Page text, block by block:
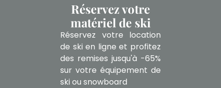
Réservez votre
matériel de ski
Réservez votre location
de ski en ligne et profitez
des remises jusqu'à -65%
sur votre équipement de
ski ou snowboard